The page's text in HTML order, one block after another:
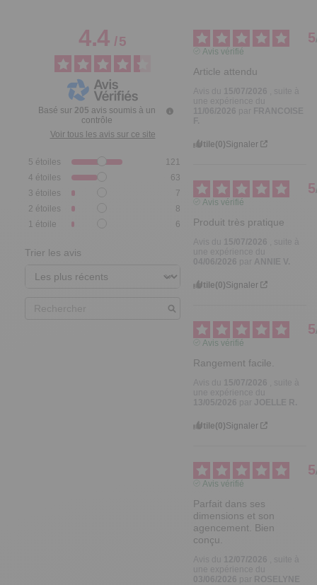
4.4/5
Basé sur 205 avis soumis à un
contrôle
Voir tous les avis sur ce site
5 étoiles
121
4 étoiles
63
3 étoiles
7
2 étoiles
8
1 étoile 6
Trier les avis
5
Avis vérifié
Article attendu
Utile(0)Signaler
5
Avis vérifié
Produit très pratique
15/07/2026
une expérience du
04/06/2026
par ANNIE V.
Utile(0)Signaler
5
Avis vérifié
Rangement facile.
Utile(0)Signaler
5
Avis vérifié
Parfait dans ses
dimensions et son
agencement. Bien
conçu.
12/07/2026
, suite à
03/06/2026
ROSELYNE